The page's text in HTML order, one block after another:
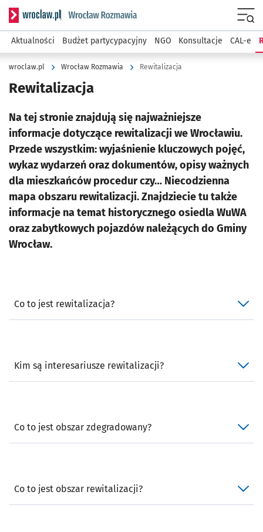
Serwis informacyjny wroclaw.pl podserwis: Rozmawia
Aktualności Budżet partycypacyjny NGO Konsultacje CAL-e
wroclaw.pl Wrocław Rozmawia Rewitalizacja
Rewitalizacja
Na tej stronie znajdują się najważniejsze
informacje dotyczące rewitalizacji we Wrocławiu.
Przede wszystkim: wyjaśnienie kluczowych pojęć,
wykaz wydarzeń oraz dokumentów, opisy ważnych
dla mieszkańców procedur czy… Niecodzienna
mapa obszaru rewitalizacji. Znajdziecie tu także
informacje na temat historycznego osiedla WuWA
oraz zabytkowych pojazdów należących do Gminy
Wrocław.
Co to jest rewitalizacja?
Kim są interesariusze rewitalizacji?
Co to jest obszar zdegradowany?
Co to jest obszar rewitalizacji?